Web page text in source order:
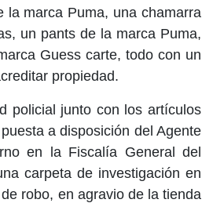
la marca Puma, una chamarra
un pants de la marca Puma,
Guess carte, todo con un
propiedad.
policial junto con los artículos
a disposición del Agente
en la Fiscalía General del
carpeta de investigación en
robo, en agravio de la tienda